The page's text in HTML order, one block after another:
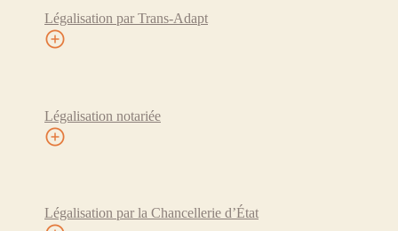
Légalisation par Trans-Adapt
Légalisation notariée
Légalisation par la Chancellerie d’État